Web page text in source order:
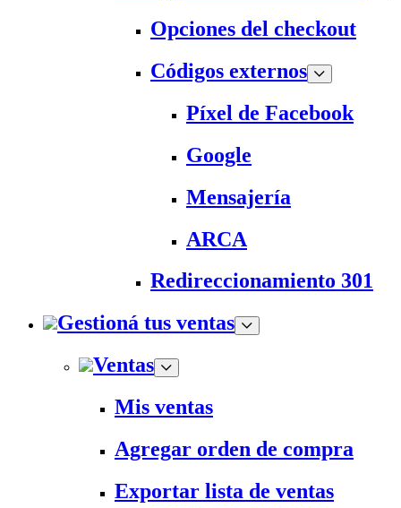
Opciones del checkout
Códigos externos
Píxel de Facebook
Google
Mensajería
ARCA
Redireccionamiento 301
Gestioná tus ventas
Ventas
Mis ventas
Agregar orden de compra
Exportar lista de ventas